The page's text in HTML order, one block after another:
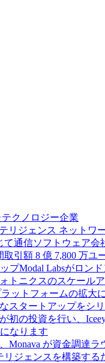
クノロジー企業
リジェンス ネットワ
通信ソフトウェア
引額 8 億 7,800 万ユ
プModal Labsがロン
トニクスのスケール
ットフォームの拡大
スタートアップをシ
初の投資を行い、
なります
Monava が資金調達ラ
リジェンスを構築する